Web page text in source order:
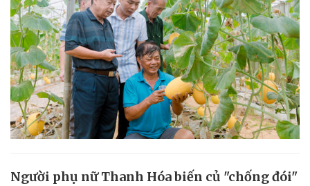
Người phụ nữ Thanh Hóa biến củ "chống đói"